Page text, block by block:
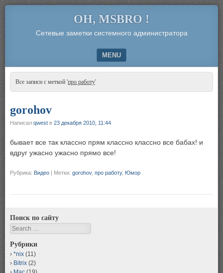
OH, MSBRO !
Сетевые заметки системного администратора
MENU
SKIP TO CONTENT
Все записи с меткой 'про работу'
gorohov
Написал qwest в 23 декабря 2010, 11:44
бывает все так классно прям классно классно все бабах! и
вдруг ужасно ужасно прямо все!
Рубрика: Видео | Метки: gorohov, про работу, Юмор
Поиск по сайту
Search
Рубрики
*nix (11)
Bitrix (2)